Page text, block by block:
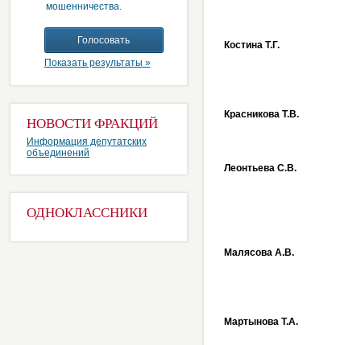
мошенничества.
Показать результаты »
НОВОСТИ ФРАКЦИЙ
Информация депутатских
объединений
ОДНОКЛАССНИКИ
Костина Т.Г.
Красникова Т.В.
Леонтьева С.В.
Малясова А.В.
Мартынова Т.А.